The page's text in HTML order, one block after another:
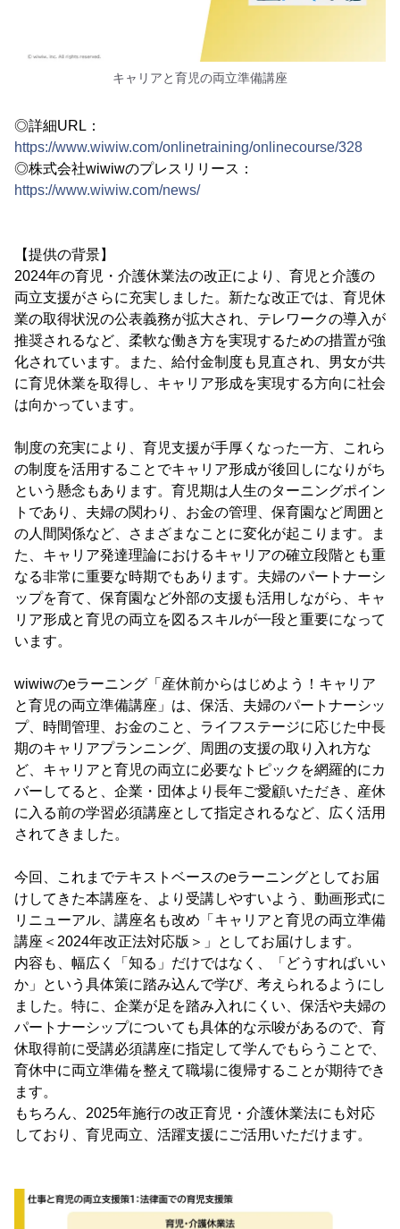
キャリアと育児の両立準備講座
◎詳細URL：
https://www.wiwiw.com/onlinetraining/onlinecourse/328
◎株式会社wiwiwのプレスリリース：
https://www.wiwiw.com/news/
【提供の背景】
2024年の育児・介護休業法の改正により、育児と介護の
両立支援がさらに充実しました。新たな改正では、育児休
業の取得状況の公表義務が拡大され、テレワークの導入が
推奨されるなど、柔軟な働き方を実現するための措置が強
化されています。また、給付金制度も見直され、男女が共
に育児休業を取得し、キャリア形成を実現する方向に社会
は向かっています。
制度の充実により、育児支援が手厚くなった一方、これら
の制度を活用することでキャリア形成が後回しになりがち
という懸念もあります。育児期は人生のターニングポイン
トであり、夫婦の関わり、お金の管理、保育園など周囲と
の人間関係など、さまざまなことに変化が起こります。ま
た、キャリア発達理論におけるキャリアの確立段階とも重
なる非常に重要な時期でもあります。夫婦のパートナーシ
ップを育て、保育園など外部の支援も活用しながら、キャ
リア形成と育児の両立を図るスキルが一段と重要になって
います。
wiwiwのeラーニング「産休前からはじめよう！キャリア
と育児の両立準備講座」は、保活、夫婦のパートナーシッ
プ、時間管理、お金のこと、ライフステージに応じた中長
期のキャリアプランニング、周囲の支援の取り入れ方な
ど、キャリアと育児の両立に必要なトピックを網羅的にカ
バーしてると、企業・団体より長年ご愛顧いただき、産休
に入る前の学習必須講座として指定されるなど、広く活用
されてきました。
今回、これまでテキストベースのeラーニングとしてお届
けしてきた本講座を、より受講しやすいよう、動画形式に
リニューアル、講座名も改め「キャリアと育児の両立準備
講座＜2024年改正法対応版＞」としてお届けします。
内容も、幅広く「知る」だけではなく、「どうすればいい
か」という具体策に踏み込んで学び、考えられるようにし
ました。特に、企業が足を踏み入れにくい、保活や夫婦の
パートナーシップについても具体的な示唆があるので、育
休取得前に受講必須講座に指定して学んでもらうことで、
育休中に両立準備を整えて職場に復帰することが期待でき
ます。
もちろん、2025年施行の改正育児・介護休業法にも対応
しており、育児両立、活躍支援にご活用いただけます。